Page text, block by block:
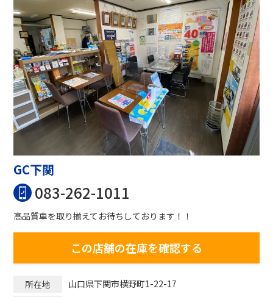
GC下関
083-262-1011
高品質車を取り揃えてお待ちしております！！
この店舗の在庫を確認する
所在地
山口県下関市横野町1-22-17